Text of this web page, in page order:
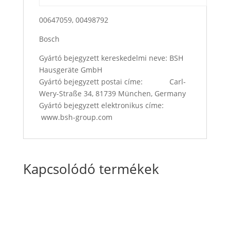
00647059, 00498792
Bosch
Gyártó bejegyzett kereskedelmi neve: BSH
Hausgeräte GmbH
Gyártó bejegyzett postai címe: Carl-
Wery-Straße 34, 81739 München, Germany
Gyártó bejegyzett elektronikus címe:
www.bsh-group.com
Kapcsolódó termékek